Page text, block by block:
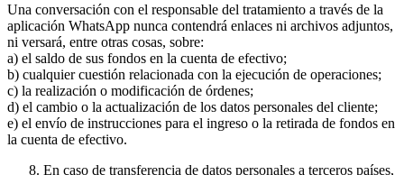
Una conversación con el responsable del tratamiento a través de la
aplicación WhatsApp nunca contendrá enlaces ni archivos adjuntos,
ni versará, entre otras cosas, sobre:
a) el saldo de sus fondos en la cuenta de efectivo;
b) cualquier cuestión relacionada con la ejecución de operaciones;
c) la realización o modificación de órdenes;
d) el cambio o la actualización de los datos personales del cliente;
e) el envío de instrucciones para el ingreso o la retirada de fondos en
la cuenta de efectivo.
En caso de transferencia de datos personales a terceros países,